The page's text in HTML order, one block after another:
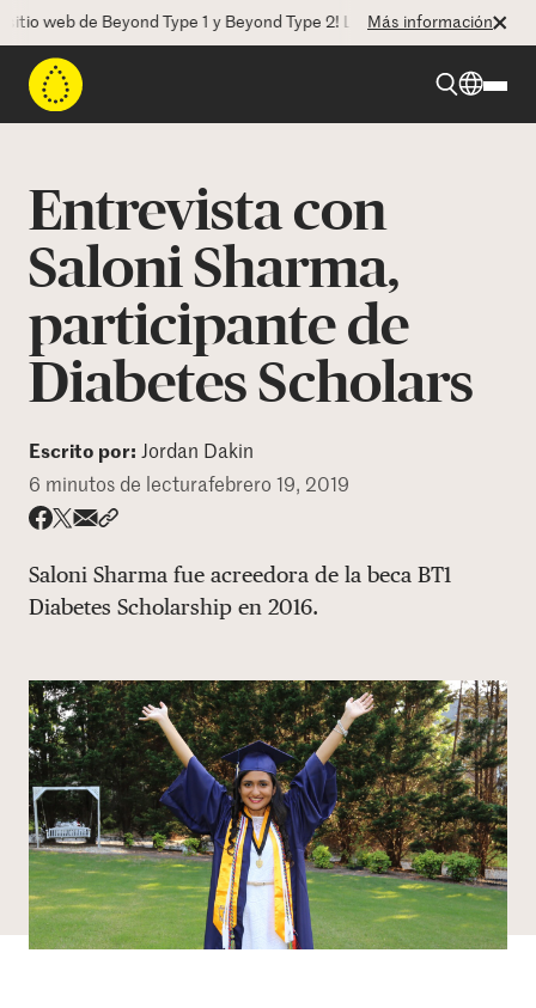
de Beyond Type 1 y Beyond Type 2! La CEO Deborah Dugan nos
Más información
Recursos
Programas
Quienes somos
DONAR
Entrevista con
Saloni Sharma,
participante de
Diabetes Scholars
Escrito por: Jordan Dakin
6 minutos de lecturafebrero 19, 2019
Saloni Sharma fue acreedora de la beca BT1
Diabetes Scholarship en 2016.